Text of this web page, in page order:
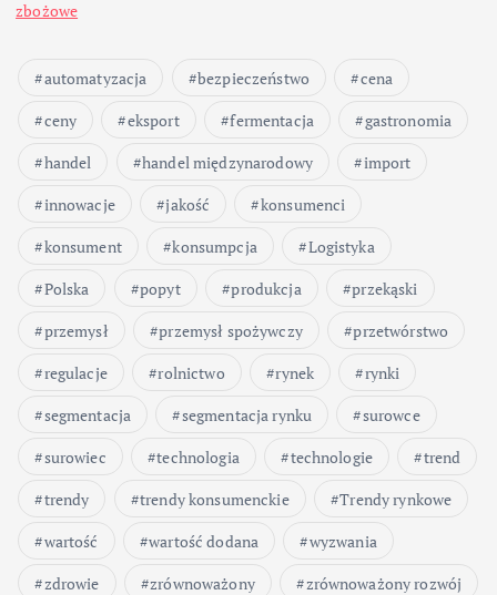
zbożowe
automatyzacja bezpieczeństwo
cena
ceny
eksport fermentacja
gastronomia
handel
handel międzynarodowy
import
innowacje
jakość
konsumenci
konsument
konsumpcja
Logistyka
Polska
popyt produkcja
przekąski
przemysł
przemysł spożywczy
przetwórstwo
regulacje
rolnictwo rynek
rynki
segmentacja
segmentacja rynku
surowce
surowiec
technologia technologie
trend
trendy
trendy konsumenckie
Trendy rynkowe
wartość
wartość dodana
wyzwania
zdrowie
zrównoważony
zrównoważony rozwój